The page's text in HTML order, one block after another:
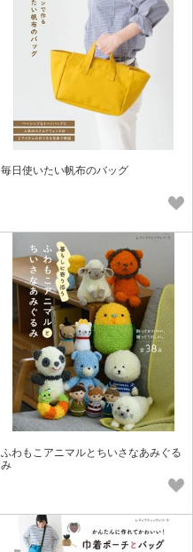
毎日使いたい帆布のバッグ
ふわもこアニマルとちいさなあみぐる
み